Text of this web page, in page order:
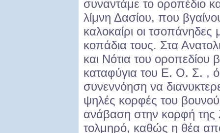
συναντάμε το οροπέδιο
λίμνη Δασίου, που
καλοκαίρι οι τσοπάνηδες
κοπάδια τους. Στα
και Νότια του οροπεδίου
καταφύγια του Ε. Ο. Σ. ,
συνεννόηση να
ψηλές κορφές του
ανάβαση στην κορφή της
τολμηρό, καθώς η θέα